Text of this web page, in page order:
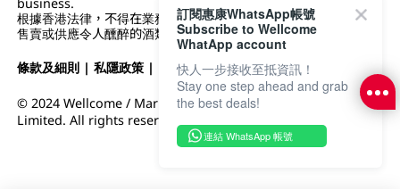
根據香港法律，不得在業務過程中，向未成年人 (18 歲以下人士)
售賣或供應令人醺醉的酒類。
條款及細則 |私隱政策 | DFI零售集團
© 2024 Wellcome / Market Place. The Dairy Farm Company
Limited. All rights reserved.
訂閱惠康WhatsApp帳號
Subscribe to Wellcome
WhatApp account
快人一步接收至抵資訊！
Stay one step ahead and grab
the best deals!
連結 WhatsApp 帳號